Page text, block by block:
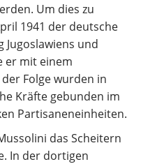
Um dies zu
1941 der deutsche
Jugoslawiens und
er mit einem
Folge wurden in
Kräfte gebunden im
Partisaneneinheiten.
das Scheitern
In der dortigen